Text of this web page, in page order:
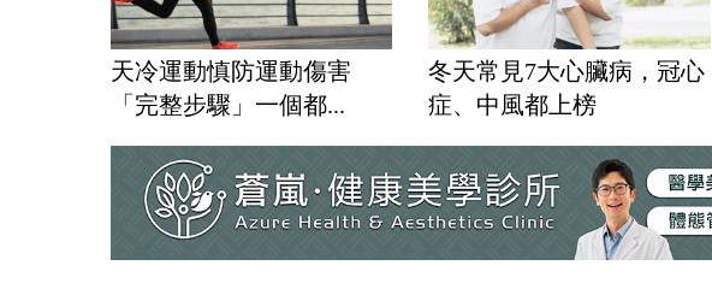
天冷運動慎防運動傷害
「完整步驟」一個都...
冬天常見7大心臟病，冠心
症、中風都上榜